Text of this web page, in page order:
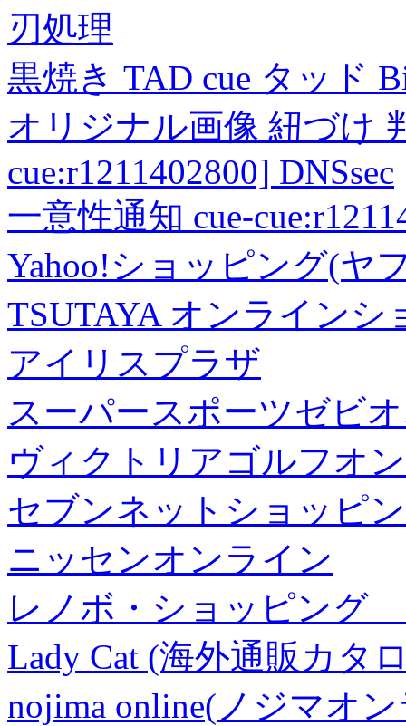
刃処理
黒焼き TAD cue タッド
オリジナル画像 紐づけ
cue:r1211402800] DNSsec
一意性通知 cue-
Yahoo!ショッピング(ヤ
TSUTAYA オンラインシ
アイリスプラザ
スーパースポーツゼビ
ヴィクトリアゴルフオ
セブンネットショッピ
ニッセンオンライン
レノボ・ショッピング
Lady Cat (海外通販カタ
nojima online(ノジマオ